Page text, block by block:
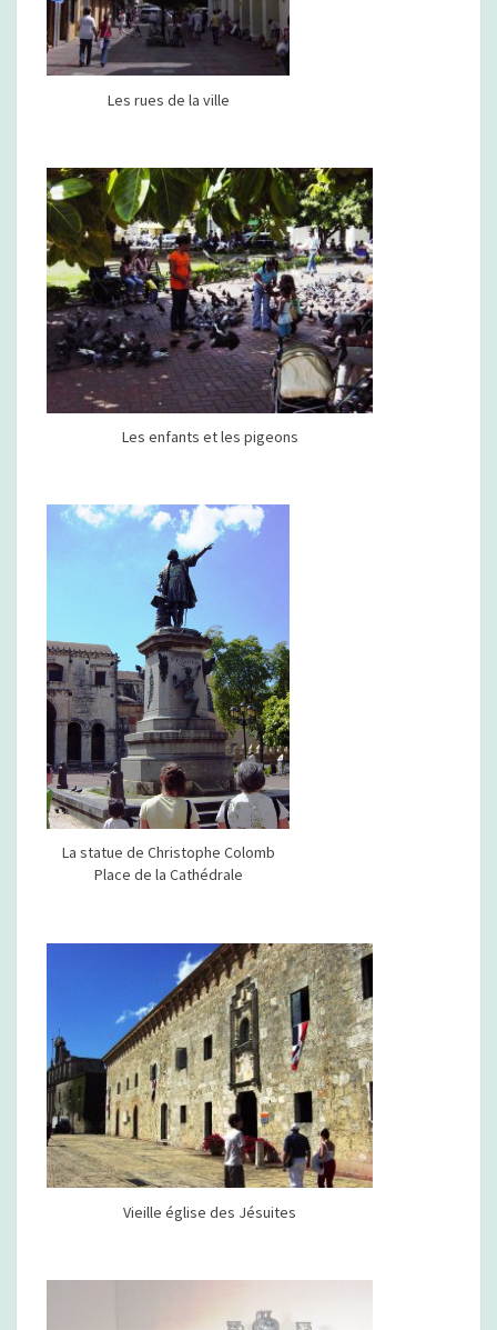
Les rues de la ville
Les enfants et les pigeons
La statue de Christophe Colomb
Place de la Cathédrale
Vieille église des Jésuites